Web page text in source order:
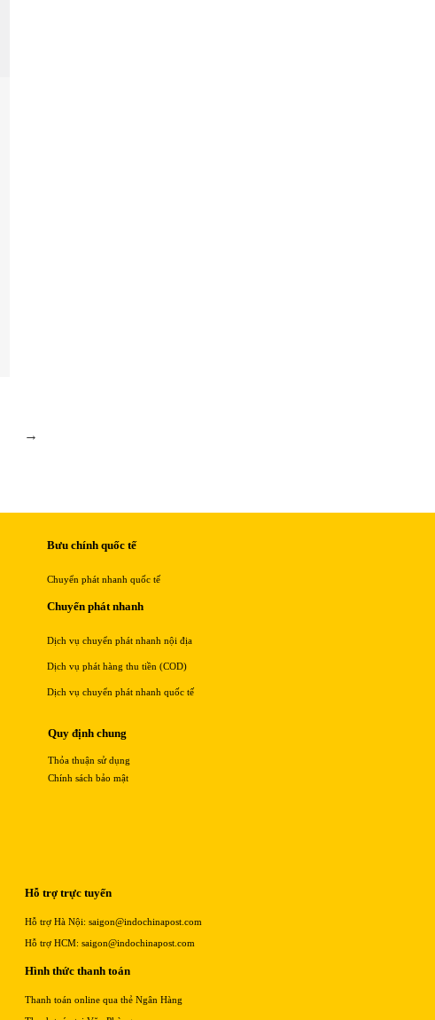
→
Bưu chính quốc tế
Chuyển phát nhanh quốc tế
Chuyển phát nhanh
Dịch vụ chuyển phát nhanh nội địa
Dịch vụ phát hàng thu tiền (COD)
Dịch vụ chuyển phát nhanh quốc tế
Quy định chung
Thỏa thuận sử dụng
Chính sách bảo mật
Hỗ trợ trực tuyến
Hỗ trợ Hà Nội: saigon@indochinapost.com
Hỗ trợ HCM: saigon@indochinapost.com
Hình thức thanh toán
Thanh toán online qua thẻ Ngân Hàng